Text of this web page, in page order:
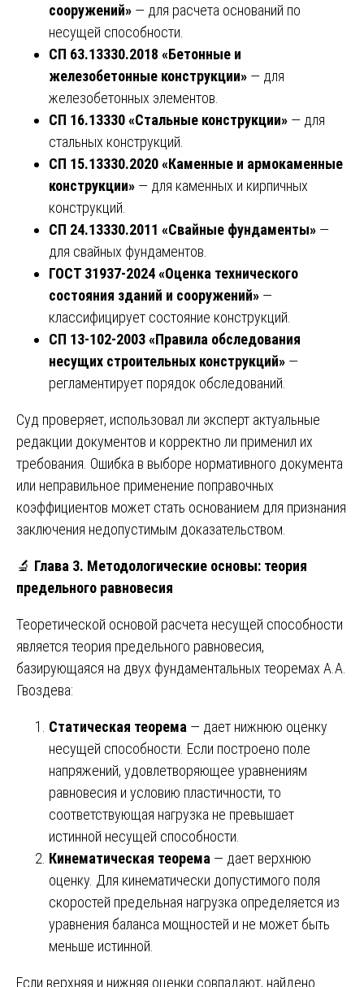
сооружений» — для расчета оснований по
несущей способности.
СП 63.13330.2018 «Бетонные и
железобетонные конструкции» — для
железобетонных элементов.
СП 16.13330 «Стальные конструкции» — для
стальных конструкций.
СП 15.13330.2020 «Каменные и армокаменные
конструкции» — для каменных и кирпичных
конструкций.
СП 24.13330.2011 «Свайные фундаменты» —
для свайных фундаментов.
ГОСТ 31937-2024 «Оценка технического
состояния зданий и сооружений» —
классифицирует состояние конструкций.
СП 13-102-2003 «Правила обследования
несущих строительных конструкций» —
регламентирует порядок обследований.
Суд проверяет, использовал ли эксперт актуальные
редакции документов и корректно ли применил их
требования. Ошибка в выборе нормативного документа
или неправильное применение поправочных
коэффициентов может стать основанием для признания
заключения недопустимым доказательством.
🔬 Глава 3. Методологические основы: теория
предельного равновесия
Теоретической основой расчета несущей способности
является теория предельного равновесия,
базирующаяся на двух фундаментальных теоремах А.А.
Гвоздева:
Статическая теорема — дает нижнюю оценку
несущей способности. Если построено поле
напряжений, удовлетворяющее уравнениям
равновесия и условию пластичности, то
соответствующая нагрузка не превышает
истинной несущей способности.
Кинематическая теорема — дает верхнюю
оценку. Для кинематически допустимого поля
скоростей предельная нагрузка определяется из
уравнения баланса мощностей и не может быть
меньше истинной.
Если верхняя и нижняя оценки совпадают, найдено